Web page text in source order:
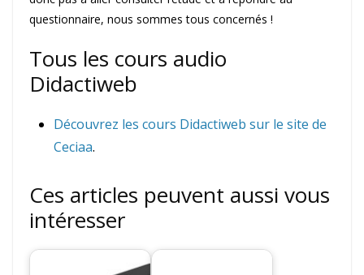
questionnaire, nous sommes tous concernés !
Tous les cours audio
Didactiweb
Découvrez les cours Didactiweb sur le site de
Ceciaa.
Ces articles peuvent aussi vous
intéresser